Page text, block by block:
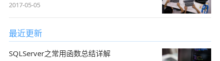
2017-05-05
最近更新
SQLServer之常用函数总结详解